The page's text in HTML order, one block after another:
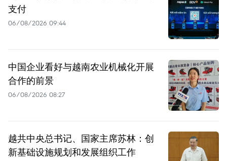
支付
06/08/2026 09:44
中国企业看好与越南农业机械化开展
合作的前景
06/08/2026 08:27
越共中央总书记、国家主席苏林：创
新基础设施规划和发展组织工作